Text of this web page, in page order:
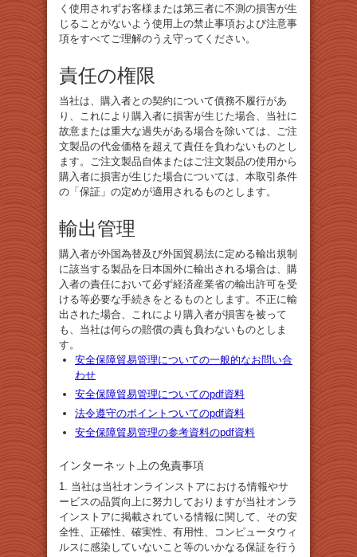
く使用されずお客様または第三者に不測の損害が生
じることがないよう使用上の禁止事項および注意事
項をすべてご理解のうえ守ってください。
責任の権限
当社は、購入者との契約について債務不履行があ
り、これにより購入者に損害が生じた場合、当社に
故意または重大な過失がある場合を除いては、ご注
文製品の代金価格を超えて責任を負わないものとし
ます。ご注文製品自体またはご注文製品の使用から
購入者に損害が生じた場合については、本取引条件
の「保証」の定めが適用されるものとします。
輸出管理
購入者が外国為替及び外国貿易法に定める輸出規制
に該当する製品を日本国外に輸出される場合は、購
入者の責任において必ず経済産業省の輸出許可を受
ける等必要な手続きをとるものとします。不正に輸
出された場合、これにより購入者が損害を被って
も、当社は何らの賠償の責も負わないものとしま
す。
安全保障貿易管理についての一般的なお問い合
わせ
安全保障貿易管理についてのpdf資料
法令遵守のポイントついてのpdf資料
安全保障貿易管理の参考資料のpdf資料
インターネット上の免責事項
1. 当社は当社オンラインストアにおける情報やサ
ービスの品質向上に努力しておりますが当社オンラ
インストアに掲載されている情報に関して、その安
全性、正確性、確実性、有用性、コンピュータウィ
ルスに感染していないこと等のいかなる保証を行う